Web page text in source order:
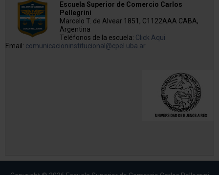
Escuela Superior de Comercio Carlos
Pellegrini
Marcelo T. de Alvear 1851, C1122AAA CABA,
Argentina
Teléfonos de la escuela: Click Aqui
Email: comunicacioninstitucional@cpel.uba.ar